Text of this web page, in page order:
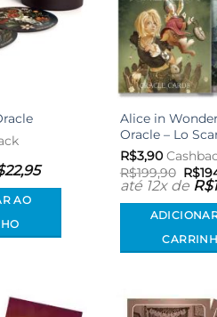
22,95
AO
Alice in
Oracle – Lo
R$3,90
R$199,90 O
era:
R$
até 12x de R$